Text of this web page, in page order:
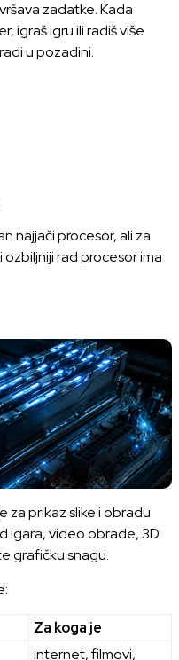
zadatke. Kada
igraš igru ili radiš više
u pozadini.
najjači procesor, ali za
rad procesor ima
za prikaz slike i obradu
igara, video obrade, 3D
grafičku snagu.
Za koga je
internet, filmovi,